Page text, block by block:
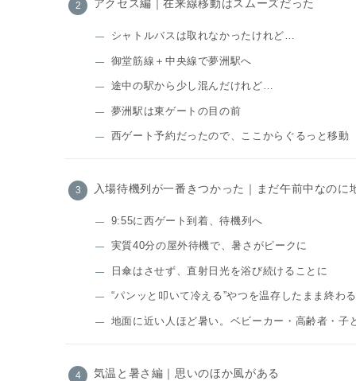
アクセス編｜在来線移動はスムーズだった
シャトルバスは取れなかったけれど…
御堂筋線＋中央線で夢洲駅へ
途中の駅から少し混んだけれど…
夢洲駅は東ゲートの目の前
西ゲート予約だったので、ここからぐるっと移動
入場待機列が一番きつかった｜まだ午前中なのに
9:55に西ゲート到着、待機列へ
実質40分の屋外待機で、暑さがピークに
日傘はさせず、直射日光を浴び続けることに
“パンッと叩いて冷える”やつを温存したまま終わる
地面に近い人ほど暑い。ベビーカー・高齢者・子
気温と暑さ編｜思いのほか風がある